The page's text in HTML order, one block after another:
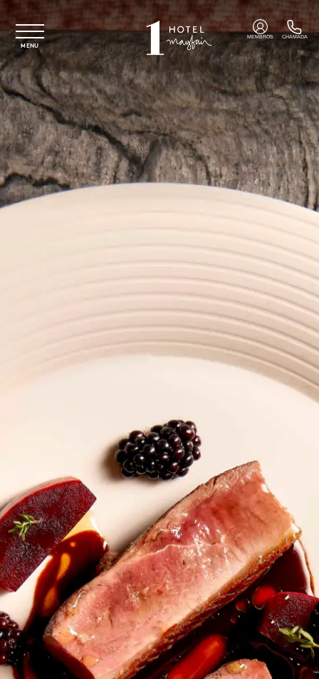
Saltar para o conteúdo principal
MENU
MEMBROS CHAMADA